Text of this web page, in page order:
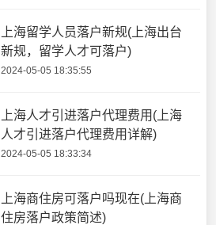
上海留学人员落户新规(上海出台
新规，留学人才可落户)
2024-05-05 18:35:55
上海人才引进落户代理费用(上海
人才引进落户代理费用详解)
2024-05-05 18:33:34
上海商住房可落户吗现在(上海商
住房落户政策简述)